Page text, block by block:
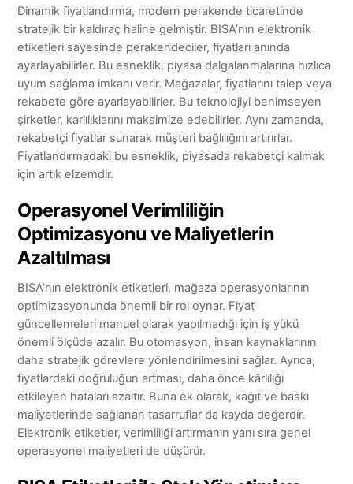
Dinamik fiyatlandırma, modern perakende ticaretinde
stratejik bir kaldıraç haline gelmiştir. BISA’nın elektronik
etiketleri sayesinde perakendeciler, fiyatları anında
ayarlayabilirler. Bu esneklik, piyasa dalgalanmalarına hızlıca
uyum sağlama imkanı verir. Mağazalar, fiyatlarını talep veya
rekabete göre ayarlayabilirler. Bu teknolojiyi benimseyen
şirketler, karlılıklarını maksimize edebilirler. Aynı zamanda,
rekabetçi fiyatlar sunarak müşteri bağlılığını artırırlar.
Fiyatlandırmadaki bu esneklik, piyasada rekabetçi kalmak
için artık elzemdir.
Operasyonel Verimliliğin
Optimizasyonu ve Maliyetlerin
Azaltılması
BISA’nın elektronik etiketleri, mağaza operasyonlarının
optimizasyonunda önemli bir rol oynar. Fiyat
güncellemeleri manuel olarak yapılmadığı için iş yükü
önemli ölçüde azalır. Bu otomasyon, insan kaynaklarının
daha stratejik görevlere yönlendirilmesini sağlar. Ayrıca,
fiyatlardaki doğruluğun artması, daha önce kârlılığı
etkileyen hataları azaltır. Buna ek olarak, kağıt ve baskı
maliyetlerinde sağlanan tasarruflar da kayda değerdir.
Elektronik etiketler, verimliliği artırmanın yanı sıra genel
operasyonel maliyetleri de düşürür.